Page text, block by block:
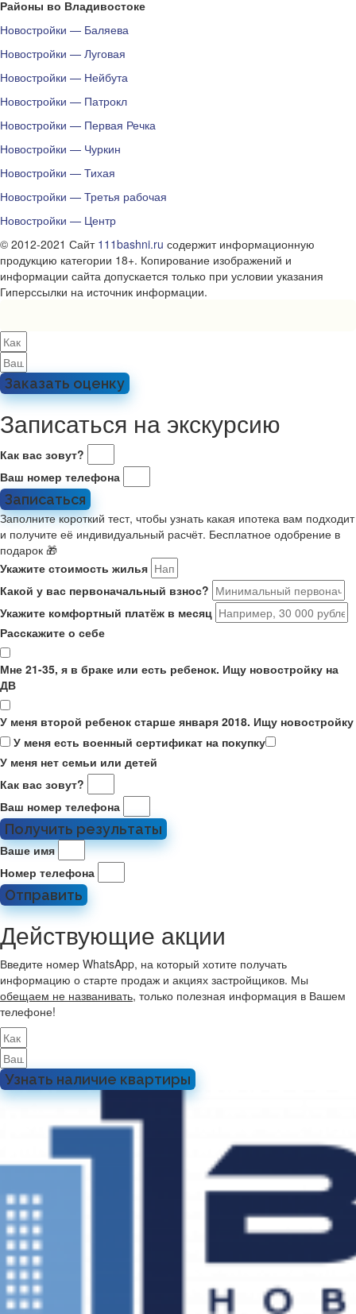
Районы во Владивостоке
Новостройки — Баляева
Новостройки — Луговая
Новостройки — Нейбута
Новостройки — Патрокл
Новостройки — Первая Речка
Новостройки — Чуркин
Новостройки — Тихая
Новостройки — Третья рабочая
Новостройки — Центр
© 2012-2021 Сайт 111bashni.ru содержит информационную
продукцию категории 18+. Копирование изображений и
информации сайта допускается только при условии указания
Гиперссылки на источник информации.
Заказать оценку
Записаться на экскурсию
Как вас зовут?
Ваш номер телефона
Записаться
Заполните короткий тест, чтобы узнать какая ипотека вам подходит
и получите её индивидуальный расчёт. Бесплатное одобрение в
подарок 🎁
Укажите стоимость жилья
Какой у вас первоначальный взнос?
Укажите комфортный платёж в месяц
Расскажите о себе
Мне 21-35, я в браке или есть ребенок. Ищу новостройку на
ДВ
У меня второй ребенок старше января 2018. Ищу новостройку
У меня есть военный сертификат на покупку
У меня нет семьи или детей
Как вас зовут?
Ваш номер телефона
Получить результаты
Ваше имя
Номер телефона
Отправить
Действующие акции
Введите номер WhatsApp, на который хотите получать
информацию о старте продаж и акциях застройщиков. Мы
обещаем не названивать, только полезная информация в Вашем
телефоне!
Узнать наличие квартиры